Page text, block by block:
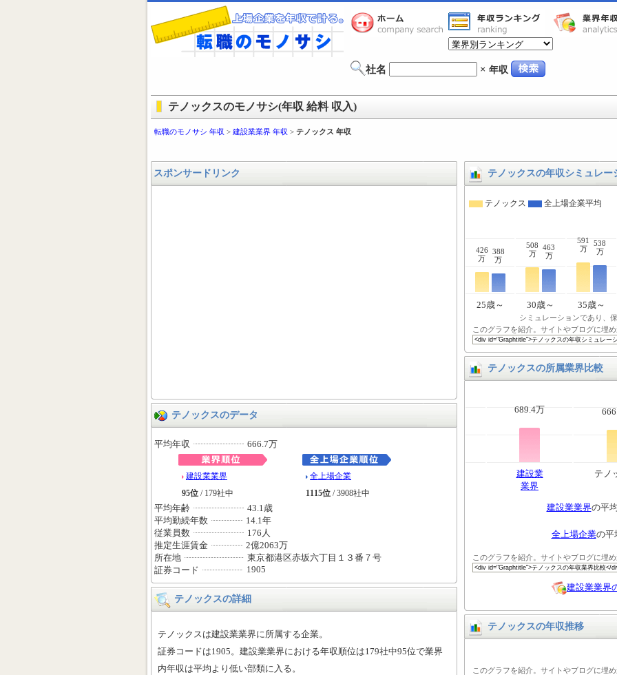
社名 × 年収
テノックスのモノサシ(年収 給料 収入)
転職のモノサシ 年収 > 建設業業界 年収 > テノックス 年収
スポンサードリンク
テノックスのデータ
平均年収 666.7万
建設業業界
95位 / 179社中
全上場企業
1115位 / 3908社中
平均年齢
43.1歳
平均勤続年数
14.1年
従業員数
176人
推定生涯賃金
2億2063万
所在地
東京都港区赤坂六丁目１３番７号
証券コード
1905
テノックスの詳細
テノックスは建設業業界に所属する企業。
証券コードは1905。建設業業界における年収順位は179社中95位で業界
内年収は平均より低い部類に入る。
テノックスの年収シミュレー
テノックス 全上場企業平均
426
万
388
万
508
万
463
万
591
万
538
万
25歳～ 30歳～ 35歳～
シミュレーションであり、
このグラフを紹介。サイトやブログに埋
テノックスの所属業界比較
689.4万
建設業
業界
テノ
建設業業界の平
全上場企業の平
このグラフを紹介。サイトやブログに埋
建設業業界
テノックスの年収推移
このグラフを紹介。サイトやブログに埋